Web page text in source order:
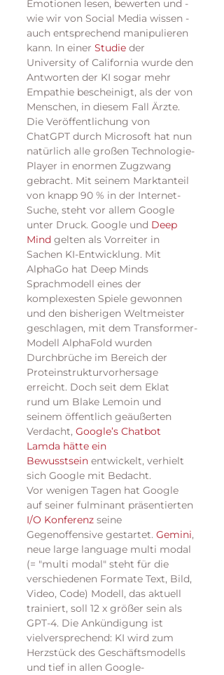
Emotionen lesen, bewerten und -
wie wir von Social Media wissen -
auch entsprechend manipulieren
kann. In einer Studie der
University of California wurde den
Antworten der KI sogar mehr
Empathie bescheinigt, als der von
Menschen, in diesem Fall Ärzte.
Die Veröffentlichung von
ChatGPT durch Microsoft hat nun
natürlich alle großen Technologie-
Player in enormen Zugzwang
gebracht. Mit seinem Marktanteil
von knapp 90 % in der Internet-
Suche, steht vor allem Google
unter Druck. Google und Deep
Mind gelten als Vorreiter in
Sachen KI-Entwicklung. Mit
AlphaGo hat Deep Minds
Sprachmodell eines der
komplexesten Spiele gewonnen
und den bisherigen Weltmeister
geschlagen, mit dem Transformer-
Modell AlphaFold wurden
Durchbrüche im Bereich der
Proteinstrukturvorhersage
erreicht. Doch seit dem Eklat
rund um Blake Lemoin und
seinem öffentlich geäußerten
Verdacht, Google’s Chatbot
Lamda hätte ein
Bewusstsein entwickelt, verhielt
sich Google mit Bedacht.
Vor wenigen Tagen hat Google
auf seiner fulminant präsentierten
I/O Konferenz seine
Gegenoffensive gestartet. Gemini,
neue large language multi modal
(= "multi modal" steht für die
verschiedenen Formate Text, Bild,
Video, Code) Modell, das aktuell
trainiert, soll 12 x größer sein als
GPT-4. Die Ankündigung ist
vielversprechend: KI wird zum
Herzstück des Geschäftsmodells
und tief in allen Google-